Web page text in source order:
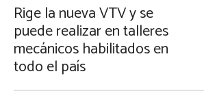
Rige la nueva VTV y se
puede realizar en talleres
mecánicos habilitados en
todo el país